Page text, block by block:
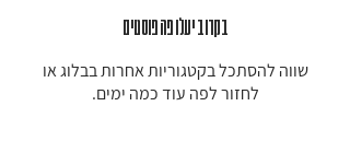
בקרוב יעלו פה פוסטים
שווה להסתכל בקטגוריות אחרות בבלוג או
לחזור לפה עוד כמה ימים.